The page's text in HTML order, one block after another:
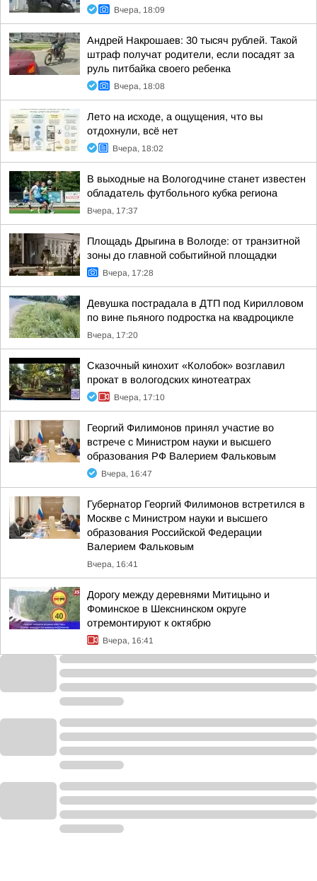
Вчера, 18:09
Андрей Накрошаев: 30 тысяч рублей. Такой
штраф получат родители, если посадят за
руль питбайка своего ребенка
Вчера, 18:08
Лето на исходе, а ощущения, что вы
отдохнули, всё нет
Вчера, 18:02
В выходные на Вологодчине станет известен
обладатель футбольного кубка региона
Вчера, 17:37
Площадь Дрыгина в Вологде: от транзитной
зоны до главной событийной площадки
Вчера, 17:28
Девушка пострадала в ДТП под Кирилловом
по вине пьяного подростка на квадроцикле
Вчера, 17:20
Сказочный кинохит «Колобок» возглавил
прокат в вологодских кинотеатрах
Вчера, 17:10
Георгий Филимонов принял участие во
встрече с Министром науки и высшего
образования РФ Валерием Фальковым
Вчера, 16:47
Губернатор Георгий Филимонов встретился в
Москве с Министром науки и высшего
образования Российской Федерации
Валерием Фальковым
Вчера, 16:41
Дорогу между деревнями Митицыно и
Фоминское в Шекснинском округе
отремонтируют к октябрю
Вчера, 16:41